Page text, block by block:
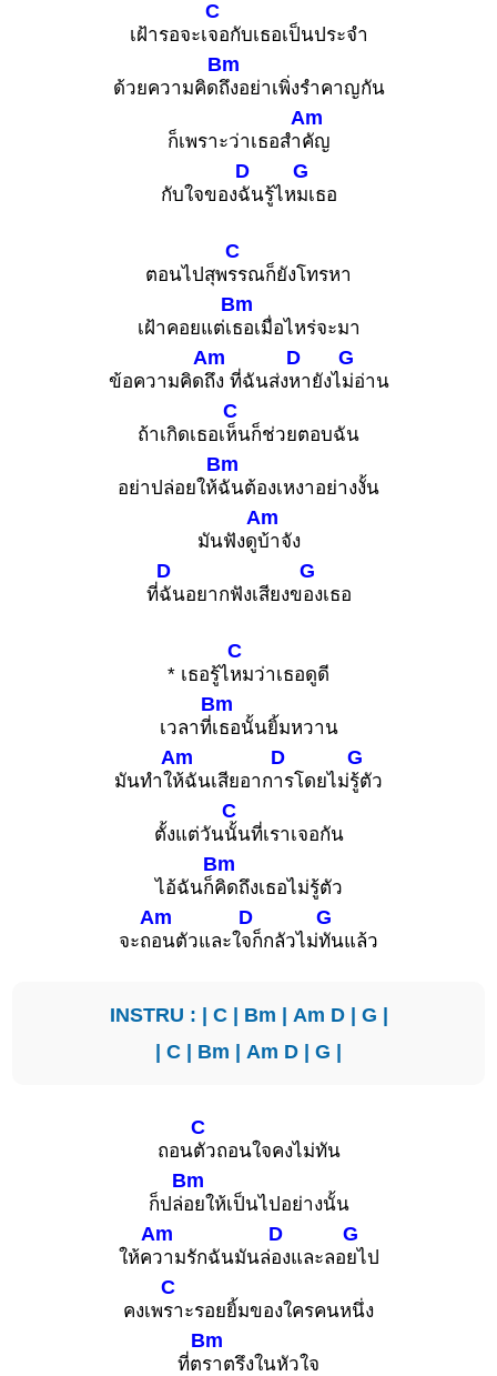
เฝ้ารอจะเ
C
จอกับเธอเป็นประจำ
ด้วยความคิด
Bm
ถึงอย่าเพิ่งรำคาญกัน
ก็เพราะว่าเธอสำ
Am
คัญ
กับใจของ
D
ฉันรู้ไห
G
มเธอ
ตอนไปสุพ
C
รรณก็ยังโทรหา
เฝ้าคอยแต่เ
Bm
ธอเมื่อไหร่จะมา
ข้อความคิด
Am
ถึง ที่ฉันส่ง
D
หายังไ
G
ม่อ่าน
ถ้าเกิดเธอเ
C
ห็นก็ช่วยตอบฉัน
อย่าปล่อยให้
Bm
ฉันต้องเหงาอย่างงั้น
มันฟังดู
Am
บ้าจัง
ที่
D
ฉันอยากฟังเสียงข
G
องเธอ
* เธอรู้ไ
C
หมว่าเธอดูดี
เวลาที่
Bm
เธอนั้นยิ้มหวาน
มันทำใ
Am
ห้ฉันเสียอาก
D
ารโดยไม่
G
รู้ตัว
ตั้งแต่วัน
C
นั้นที่เราเจอกัน
ไอ้ฉันก็
Bm
คิดถึงเธอไม่รู้ตัว
จะถ
Am
อนตัวและใ
D
จก็กลัวไม่
G
ทันแล้ว
INSTRU : | C| Bm | Am D| G |
| C | Bm | Am D | G |
ถอน
C
ตัวถอนใจคงไม่ทัน
ก็ปล่
Bm
อยให้เป็นไปอย่างนั้น
ให้ค
Am
วามรักฉันมันล่
D
องและลอ
G
ยไป
คงเพ
C
ราะรอยยิ้มของใครคนหนึ่ง
ที่ต
Bm
ราตรึงในหัวใจ